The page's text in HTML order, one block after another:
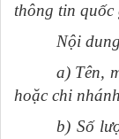
thông tin quốc
Nội
a) Tên,
hoặc chi
b) Số